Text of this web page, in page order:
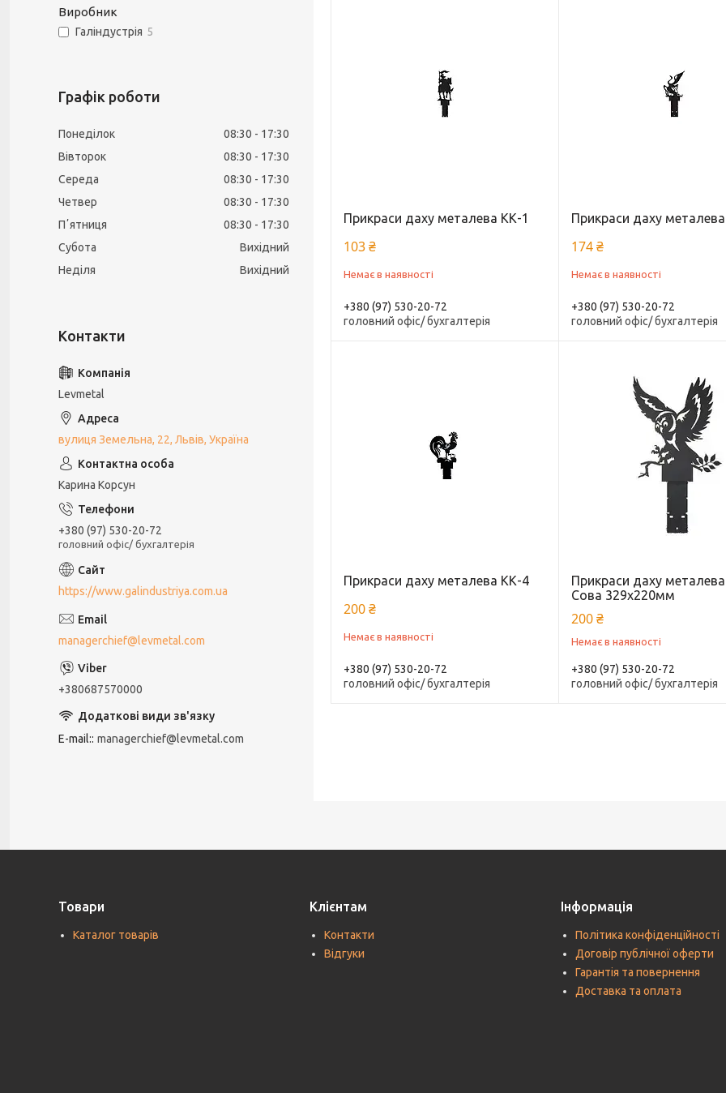
Прикраси даху металева КК-1
103 ₴
Немає в наявності
+380 (97) 530-20-72
головний офіс/ бухгалтерія
Прикраси даху
174 ₴
Немає в наявності
+380 (97) 530-20-72
головний офіс/ бухгалтерія
Прикраси даху металева КК-4
200 ₴
Немає в наявності
+380 (97) 530-20-72
головний офіс/ бухгалтерія
Прикраси даху
Сова 329х220мм
200 ₴
Немає в наявності
+380 (97) 530-20-72
головний офіс/ бухгалтерія
Виробник
Галіндустрія 5
Графік роботи
Понеділок 08:30
17:30
Вівторок
08:30
17:30
Середа
08:30
17:30
Четвер
08:30
17:30
Пʼятниця
08:30
17:30
Субота
Вихідний
Неділя
Вихідний
Levmetal
вулиця Земельна, 22, Львів, Україна
Карина Корсун
+380 (97) 530-20-72
головний офіс/ бухгалтерія
https://www.galindustriya.com.ua
managerchief@levmetal.com
+380687570000
E-mail: managerchief@levmetal.com
Товари
Каталог товарів
Клієнтам
Контакти
Відгуки
Інформація
Політика конфіденційності
Договір публічної оферти
Гарантія та повернення
Доставка та оплата